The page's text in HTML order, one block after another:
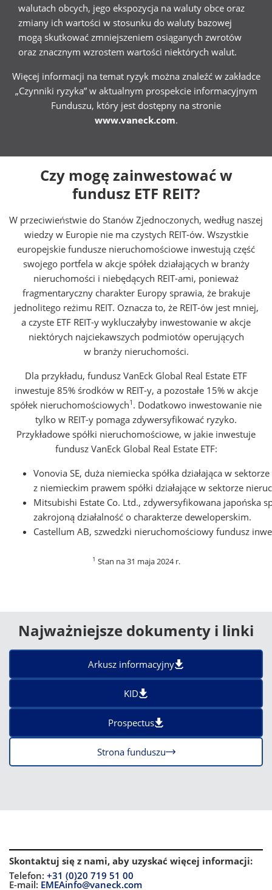
walutach obcych, jego ekspozycja na waluty obce oraz
zmiany ich wartości w stosunku do waluty bazowej
mogą skutkować zmniejszeniem osiąganych zwrotów
oraz znacznym wzrostem wartości niektórych walut.
Więcej informacji na temat ryzyk można znaleźć w zakładce
„Czynniki ryzyka” w aktualnym prospekcie informacyjnym
Funduszu, który jest dostępny na stronie
www.vaneck.com.
Czy mogę zainwestować w
fundusz ETF REIT?
W przeciwieństwie do Stanów Zjednoczonych, według naszej
wiedzy w Europie nie ma czystych REIT-ów. Wszystkie
europejskie fundusze nieruchomościowe inwestują część
swojego portfela w akcje spółek działających w branży
nieruchomości i niebędących REIT-ami, ponieważ
fragmentaryczny charakter Europy sprawia, że brakuje
jednolitego reżimu REIT. Oznacza to, że REIT-ów jest mniej,
a czyste ETF REIT-y wykluczałyby inwestowanie w akcje
niektórych najciekawszych podmiotów operujących
w branży nieruchomości.
Dla przykładu, fundusz VanEck Global Real Estate ETF
inwestuje 85% środków w REIT-y, a pozostałe 15% w akcje
spółek nieruchomościowych1 . Dodatkowo inwestowanie nie
tylko w REIT-y pomaga zdywersyfikować ryzyko.
Przykładowe spółki nieruchomościowe, w jakie inwestuje
fundusz VanEck Global Real Estate ETF:
Vonovia SE, duża niemiecka spółka działająca w
z niemieckim prawem spółki działające w sektorze
Mitsubishi Estate Co. Ltd., zdywersyfikowana japońska
zakrojoną działalność o charakterze deweloperskim.
Castellum AB, szwedzki nieruchomościowy fundusz
1 Stan na 31 maja 2024 r.
Najważniejsze dokumenty i linki
Arkusz informacyjny
KID
Prospectus
Strona funduszu
Skontaktuj się z nami, aby uzyskać więcej informacji:
Telefon: +31 (0)20 719 51 00
E-mail: EMEAinfo@vaneck.com